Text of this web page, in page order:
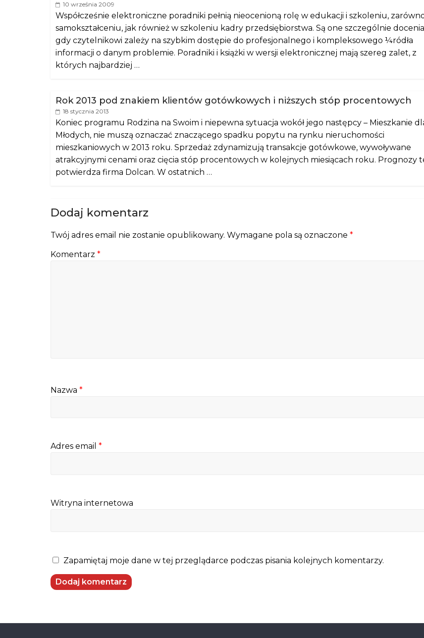
10 września 2009
Współcześnie elektroniczne poradniki pełnią nieocenioną rolę w edukacji i szkoleniu,
samokształceniu, jak również w szkoleniu kadry przedsiębiorstwa. Są one szczególnie
gdy czytelnikowi zależy na szybkim dostępie do profesjonalnego i kompleksowego ¼ródła
informacji o danym problemie. Poradniki i książki w wersji elektronicznej mają szereg zalet, z
których najbardziej …
Rok 2013 pod znakiem klientów gotówkowych i niższych stóp procentowych
18 stycznia 2013
Koniec programu Rodzina na Swoim i niepewna sytuacja wokół jego następcy – Mieszkanie
Młodych, nie muszą oznaczać znaczącego spadku popytu na rynku nieruchomości
mieszkaniowych w 2013 roku. Sprzedaż zdynamizują transakcje gotówkowe, wywoływane
atrakcyjnymi cenami oraz cięcia stóp procentowych w kolejnych miesiącach roku. Prognozy
potwierdza firma Dolcan. W ostatnich …
Dodaj komentarz
Twój adres email nie zostanie opublikowany. Wymagane pola są oznaczone *
Komentarz *
Nazwa *
Adres email *
Witryna internetowa
Zapamiętaj moje dane w tej przeglądarce podczas pisania kolejnych komentarzy.